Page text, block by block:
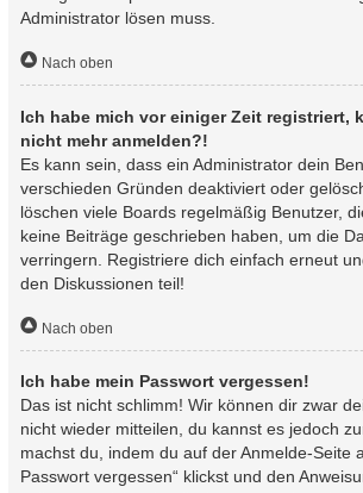
Administrator lösen muss.
Nach oben
Ich habe mich vor einiger Zeit registriert,
nicht mehr anmelden?!
Es kann sein, dass ein Administrator dein
verschieden Gründen deaktiviert oder
löschen viele Boards regelmäßig Benutzer,
keine Beiträge geschrieben haben, um die
verringern. Registriere dich einfach erneut
den Diskussionen teil!
Nach oben
Ich habe mein Passwort vergessen!
Das ist nicht schlimm! Wir können dir zwar
nicht wieder mitteilen, du kannst es jedoch
machst du, indem du auf der Anmelde-Seite
Passwort vergessen“ klickst und den